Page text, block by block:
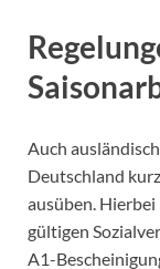
Auch
Deutschland
ausüben. Hierbei
gültigen
A1-